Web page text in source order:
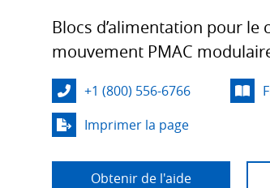
d’alimentation CK3M
Blocs
Blocs d’alimentation pour le
mouvement PMAC
+1 (800) 556-6766
Imprimer la page
Obtenir de l'aide